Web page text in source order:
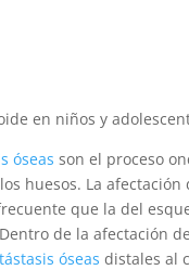
en niños y
óseas son el proceso
huesos. La afectación
que la del
de la afectación
óseas distales al